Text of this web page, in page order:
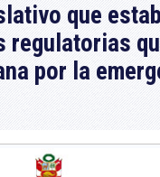
que
por la